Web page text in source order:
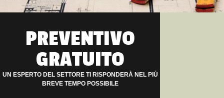
PREVENTIVO
GRATUITO
UN ESPERTO DEL SETTORE TI RISPONDERÀ NEL PIÙ
BREVE TEMPO POSSIBILE